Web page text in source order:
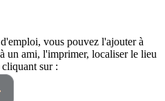
vous pouvez l'ajouter à
un ami, l'imprimer, localiser le lieu
sur :